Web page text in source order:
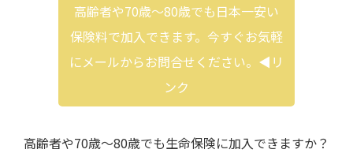
高齢者や70歳～80歳でも日本一安い
保険料で加入できます。今すぐお気軽
にメールからお問合せください。◀︎リ
ンク
高齢者や70歳～80歳でも生命保険に加入できますか？